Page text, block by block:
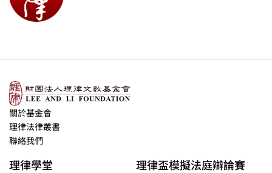
關於基金會
理律法律叢書
聯絡我們
理律學堂 理律盃模擬法庭辯論賽